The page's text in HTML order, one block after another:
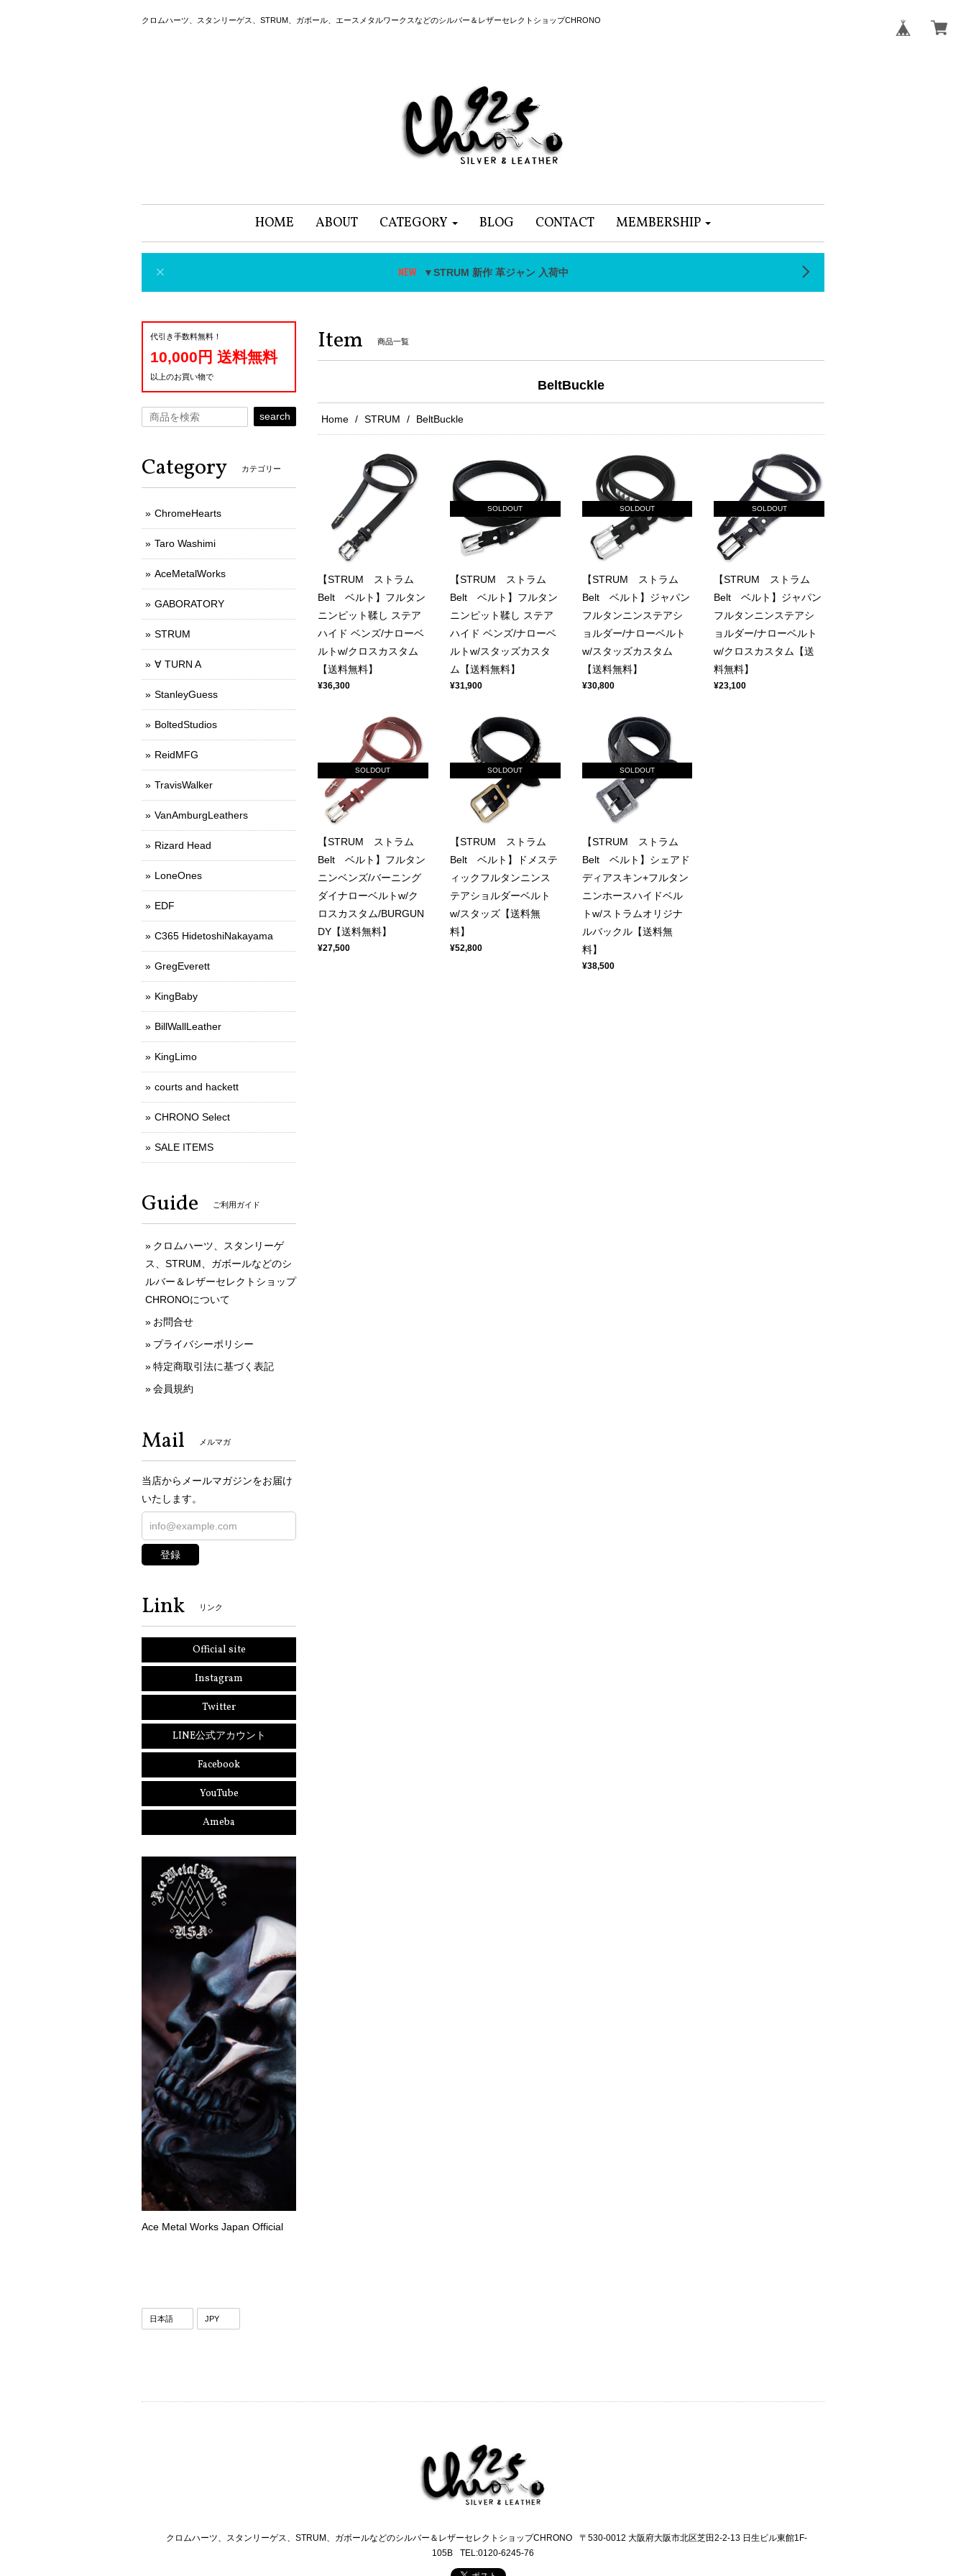
クロムハーツ、スタンリーゲス、STRUM、ガボール、エースメタルワークスなどのシルバー＆レザーセレクトショップCHRONO
HOME ABOUT CATEGORY BLOG CONTACT MEMBERSHIP
▼STRUM 新作 革ジャン 入荷中
Item 商品一覧
BeltBuckle
Home STRUM BeltBuckle
【STRUM ストラム
Belt ベルト】フルタン
ニンピット鞣し ステア
ハイド ベンズ/ナローベ
ルトw/クロスカスタム
【送料無料】
¥36,300
SOLDOUT
【STRUM ストラム
Belt ベルト】フルタン
ニンピット鞣し ステア
ハイド ベンズ/ナローベ
ルトw/スタッズカスタ
ム【送料無料】
¥31,900
SOLDOUT
【STRUM ストラム
Belt ベルト】ジャパン
フルタンニンステアシ
ョルダー/ナローベルト
w/スタッズカスタム
【送料無料】
¥30,800
SOLDOUT
【STRUM ストラム
Belt ベルト】ジャパン
フルタンニンステアシ
ョルダー/ナローベルト
w/クロスカスタム【送
料無料】
¥23,100
SOLDOUT
【STRUM ストラム
Belt ベルト】フルタン
ニンベンズ/バーニング
ダイナローベルトw/ク
ロスカスタム/BURGUN
DY【送料無料】
¥27,500
SOLDOUT
【STRUM ストラム
Belt ベルト】ドメステ
ィックフルタンニンス
テアショルダーベルト
w/スタッズ【送料無
料】
¥52,800
SOLDOUT
【STRUM ストラム
Belt ベルト】シェアド
ディアスキン+フルタン
ニンホースハイドベル
トw/ストラムオリジナ
ルバックル【送料無
料】
¥38,500
代引き手数料無料！
10,000円 送料無料
以上のお買い物で
search
Category カテゴリー
ChromeHearts
Taro Washimi
AceMetalWorks
GABORATORY
STRUM
∀ TURN A
StanleyGuess
BoltedStudios
ReidMFG
TravisWalker
VanAmburgLeathers
Rizard Head
LoneOnes
EDF
C365 HidetoshiNakayama
GregEverett
KingBaby
BillWallLeather
KingLimo
courts and hackett
CHRONO Select
SALE ITEMS
Guide ご利用ガイド
クロムハーツ、スタンリーゲ
ス、STRUM、ガボールなどのシ
ルバー＆レザーセレクトショップ
CHRONOについて
お問合せ
プライバシーポリシー
特定商取引法に基づく表記
会員規約
Mail メルマガ
当店からメールマガジンをお届け
いたします。
登録
Link リンク
Official site
Instagram
Twitter
LINE公式アカウント
Facebook
YouTube
Ameba
Ace Metal Works Japan Official
クロムハーツ、スタンリーゲス、STRUM、ガボールなどのシルバー＆レザーセレクトショップCHRONO
〒530-0012 大阪府大阪市北区芝田2-2-13 日生ビル東館1F-
105B
TEL:0120-6245-76